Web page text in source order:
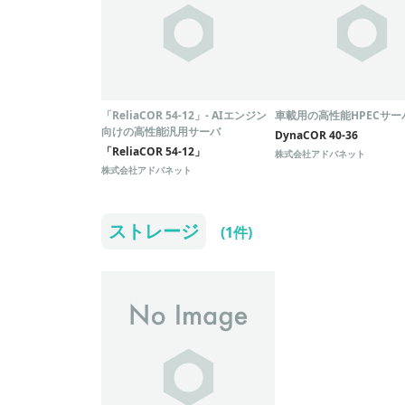
「ReliaCOR 54-12」- AIエンジン
向けの高性能汎用サーバ
「ReliaCOR 54-12」
株式会社アドバネット
車載用の高性能HPECサー
DynaCOR 40-36
株式会社アドバネット
ストレージ (1件)